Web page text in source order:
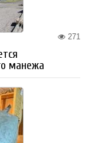
271
манежа